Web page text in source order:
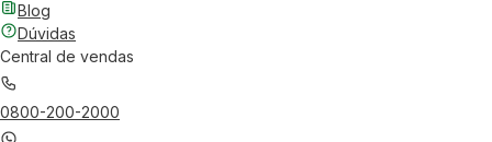
Blog
Dúvidas
Central de vendas
0800-200-2000